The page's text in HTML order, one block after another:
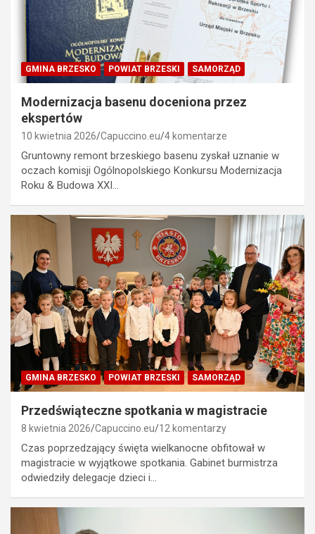
GMINA BRZESKO POWIAT BRZESKI SAMORZĄD
Modernizacja basenu doceniona przez
ekspertów
10 kwietnia 2026 Capuccino.eu 4 komentarze
Gruntowny remont brzeskiego basenu zyskał uznanie w
oczach komisji Ogólnopolskiego Konkursu Modernizacja
Roku & Budowa XXI…
GMINA BRZESKO POWIAT BRZESKI SAMORZĄD
Przedświąteczne spotkania w magistracie
8 kwietnia 2026 Capuccino.eu 12 komentarzy
Czas poprzedzający święta wielkanocne obfitował w
magistracie w wyjątkowe spotkania. Gabinet burmistrza
odwiedziły delegacje dzieci i…